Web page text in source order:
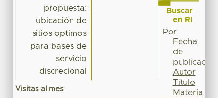
propuesta:
ubicación de
sitios optimos
para bases de
servicio
discrecional
Visitas al mes
Buscar
en RI
Por
Fecha
de
publicación
Autor
Título
Materia